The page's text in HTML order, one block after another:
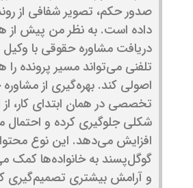
صدور حکم، تصویر شفافی از
داده است. به نظر من پیش از
دریافت مشاوره حقوقی با
تلفنی می‌تواند مسیر پرونده را
اصولی کند. بهره‌گیری از
تخصصی در همان ابتدای کار، از
شکلی جلوگیری کرده و احتمال
افزایش می‌دهد. این نوع
گوگل‌پسند به خانواده‌ها کمک
و آرامش بیشتری تصمیم‌گیری